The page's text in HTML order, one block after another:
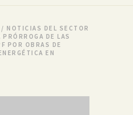
/ NOTICIAS DEL SECTOR
DE LAS
POR OBRAS DE
EN